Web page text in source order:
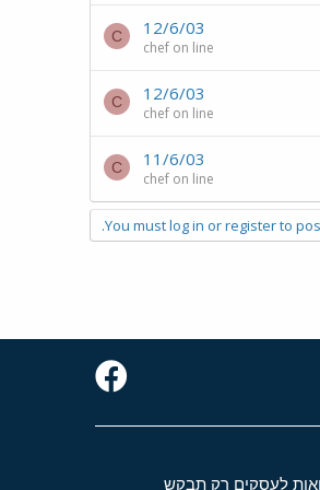
12/6/03
chef on line
C
12/6/03
chef on line
C
11/6/03
chef on line
C
You must log in or register to
לעסקים רק תבקש